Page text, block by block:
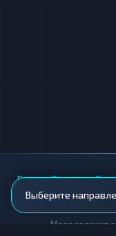
Выберите
Вики • Города •
Методология